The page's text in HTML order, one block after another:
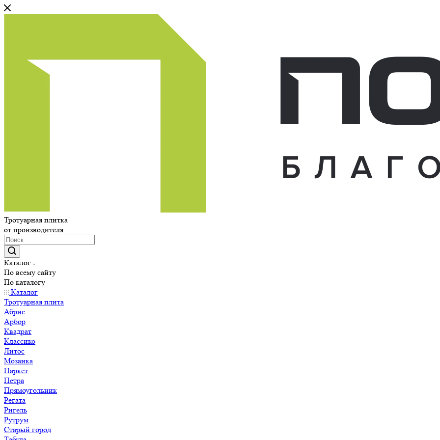
Тротуарная плитка
от производителя
Каталог
По всему сайту
По каталогу
Каталог
Тротуарная плита
Абрис
Арбор
Квадрат
Классико
Литос
Мозаика
Паркет
Петра
Прямоугольник
Регата
Ригель
Рутрум
Старый город